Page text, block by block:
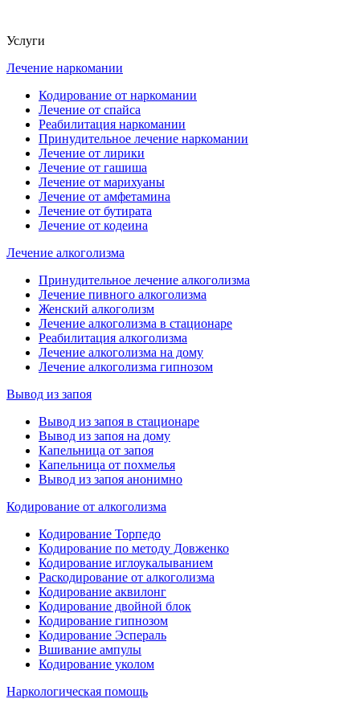
Услуги
Лечение наркомании
Кодирование от наркомании
Лечение от спайса
Реабилитация наркомании
Принудительное лечение наркомании
Лечение от лирики
Лечение от гашиша
Лечение от марихуаны
Лечение от амфетамина
Лечение от бутирата
Лечение от кодеина
Лечение алкоголизма
Принудительное лечение алкоголизма
Лечение пивного алкоголизма
Женский алкоголизм
Лечение алкоголизма в стационаре
Реабилитация алкоголизма
Лечение алкоголизма на дому
Лечение алкоголизма гипнозом
Вывод из запоя
Вывод из запоя в стационаре
Вывод из запоя на дому
Капельница от запоя
Капельница от похмелья
Вывод из запоя анонимно
Кодирование от алкоголизма
Кодирование Торпедо
Кодирование по методу Довженко
Кодирование иглоукалыванием
Раскодирование от алкоголизма
Кодирование аквилонг
Кодирование двойной блок
Кодирование гипнозом
Кодирование Эспераль
Вшивание ампулы
Кодирование уколом
Наркологическая помощь